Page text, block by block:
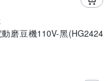
磨豆機110V-黑(HG2424